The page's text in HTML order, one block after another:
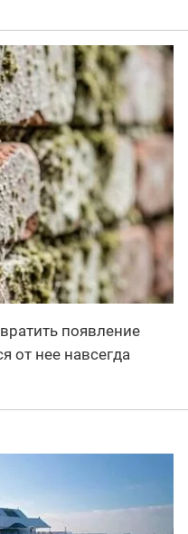
появление
от нее навсегда